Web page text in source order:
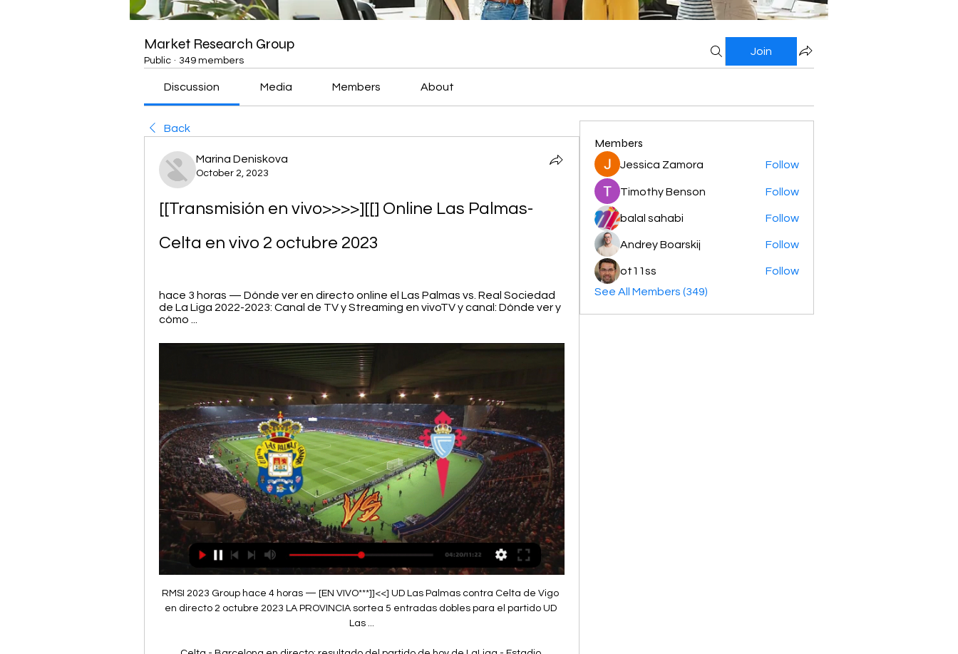
Market Research Group
Public · 349 members
Join
Discussion Media Members About
Back
Marina Deniskova
October 2, 2023
[[Transmisión en vivo>>>>][[] Online Las Palmas-
Celta en vivo 2 octubre 2023
hace 3 horas — Dónde ver en directo online el Las Palmas vs. Real Sociedad
de La Liga 2022-2023: Canal de TV y Streaming en vivoTV y canal: Dónde ver y
cómo ...
RMSI 2023 Group hace 4 horas — [EN VIVO***]]<<] UD Las Palmas contra Celta de Vigo en directo 2 octubre 2023 LA PROVINCIA sortea 5 entradas dobles para el partido UD Las ...

Celta - Barcelona en directo: resultado del partido de hoy de LaLiga - Estadio Deportivo23:11Pues esto ha sido todo desde Balaídos. Ganó el Celta, dejó sus deberes para el final de la temporada pero, al menos, cumplió el equipo celeste ante el Barcelona (2-1). Con dos goles de su nueva perla, Gabri Veiga, consigue permanecer en Primera División un año más. 

marcadores en directo, resultados y partidos, UD Las Palmas UD Las Palmas - RC Celta, 08.10. Villarreal CF - UD Las Palmas, 22.10. UD Estas cookies pueden estar en todo el sitio web, colocadas por nuestros socios ...

(en vivo<<<) Ver Las Palmas Celta en vivo online 2 octubre 2 hace 3 horas — Dónde ver en directo online el Las Palmas vs. Real Sociedad de La Liga 2022-2023: Canal de TV y Streaming en vivoTV y canal: Dónde ver y cómo ...

RC Celta - Web oficial hace 6 horas — Web oficial del RC Celta. Descubre las últimas novedades del RC Celta, servicios Mais Celta, compra de entradas y más información sobre el club.

Partido entre UD Las Palmas y RC Celta de Vigo Debes tener 18 años o más para acceder a esta web. Forma parte de nuestro Partido entre UD Las Palmas y RC Celta de Vigo. DIVISIÓN DE HONOR JUVENIL - Copa ...

Javier Alberola Rojas, del Comité de Castilla-La Mancha, será el árbitro del partido. Le asistirá Eduardo Prieto Iglesias, del Comité Navarro, desde la sala del VAR. Televisión: ¿Cómo ver en directo en TV el Las Palmas - Celta de LaLiga EA Sports? El Las Palmas - Celta de la jornada 8 de LaLiga EA Sports se podrá disfrutar en directo en televisión a través de GOL Play. Estos dos equipos se han enfrentado 69 veces en partido oficial y, por ahora, el balance favorece al Celta: 30 victorias para el conjunto gallego, 14 empates y 25 triunfos para Las Palmas. Internet: ¿Cómo seguir online el Las Palmas - Celta de LaLiga EA Sports? El encuentro entre la Unión Deportiva Las Palmas y el Real Club Celta de Vigo se podrá seguir en vivo online a través del directo de As. com actualizado al minuto. 

Tratará de sumar su segunda victoria del curso en Gran Canaria, escenario en el que todavía no sabe lo que es perder y donde obtuvo su único triunfo hasta la fecha. Los visitantes, comandados por Rafa Benítez, sólo han sumado un punto de los últimos nueve en disputa. En la última jornada, se le escapó un triunfo en casa contra el Alavés. Sigue en directo el Las Palmas - Celta: LaLiga EA SportsHorario: ¿a qué hora es el Las Palmas - Celta de LaLiga EA Sports? El Las Palmas - Celta de la jornada 8 de LaLiga EA Sports se juega el lunes, 2 de octubre de 2023 a partir de las 21:00 horas en el Estadio de Gran Canaria. 

[[En vivo!!]!] En vivo Las Palmas-Celta donde verlo 2 octubr hace 18 minutos — En vivo Las Palmas-Celta donde verlo 2 octubre 2023. Completa Guía con Horarios y TV de los Próximos Partidos Televisados de UD Las Palmas.

[hoy-] Las Palmas Celta en vivo ver partido 2 octubre 2023 h hace 3 horas — Ver en directo online Las Palmas vs. Celta. Jornada 22 31 ene 2016 — ver el partido en directo por C+ Liga / Abono fútbol. Aquí puedes seguir la ...

Menos de diez minutos para que arranque el partido... 20:50Habla Mateu Alemany, director deportivo culé, ante los micrófonos de DAZN: "El objetivo de la temporada que viene es mejorar en Europa. El relevo de Jordi Alba está claro que ya lo tenemos en casa. El recambio de Busquets es más complicado pero intentaremos reforzar esa posición". 

Las Palmas vs. Celta Vigo (2 de Oct., 2023) Resultados en Vivo - ESPN (PE)Estadísticas de EquipoPALVIGTotal de goles27Diferencia de goles-4-4Asistencias16Goles Concedidos611Información del partidoEstadio Gran Canaria3:00 PM, 2 de Octubre, 2023Las Palmas de Gran Canaria, España GoleadoresLas Palmas21J VieraMediocampista Partidos: 7 Goles: 120K RodríguezMediocampista Goles: 1Celta VigoJ LarsenAtacante Goles: 23Ó MinguezaDefensor Goles: 14U NúñezDefensor Goles: 1Líder de AsistenciasLas Palmas16S KabaAtacante Juegos: 5 Asistencias: 1Celta Vigo10I AspasAtacante Juegos: 7 Asistencias: 38F BeltránMediocampista Asistencias: 1L de la TorreMediocampista Asistencias: 1Historial recienteÚLTIMOS CINCO PARTIDOSFechaCOMPETENCIACelta Vigo2 - 1Las Palmas5 de Mar., 2018LALIGALas Palmas2 - 5Celta Vigo16 de Oct., 2017LALIGACelta Vigo3 - 1Las Palmas3 de Abr., 2017LALIGALas Palmas3 - 3Celta Vigo30 de Oct., 2016LALIGALas Palmas2 - 1Celta Vigo31 de Ene., 2016LALIGAPosiciones LALIGAEquipoJGEPDIFPTSReal Madrid8701+1021Barcelona8620+1120Girona8611+719Atlético Madrid7511+1116Real Sociedad8431+615Athletic Club8422+414Real Betis8332-212Rayo Vallecano8332-212Valencia8314-110Osasuna8314-110Getafe8233-39Cádiz8233-39Villarreal8224-38Sevilla FC7214+17Mallorca8143-37Alavés8215-67Celta Vigo7124-45Las Palmas7124-45Granada8125-85Almería8035-103Noticias - LALIGARicky Ortiz: "Atlético de Madrid tiene el plantel para competir por LaLiga"El analista de Futbol Center elogió al cuadro colchonero, luego de venir de atrás ante Cádiz para ponerse cuarto en la clasificación. 

¡Otra ovación de gala para el capitán! 71'Menuda imagen. Balaídos cantando el nombre de Gabri Veiga y el canterano tocándose el escudo y llorando al llegar al banquillo. Quizás haya sido su último partido con la camiseta celeste, pero por si acaso, ha querido dejar claro lo que siente por estos colores. 70'¡Doble cambio en el Celta! Luca de la Torre por Renato Tapia y se marcha Gabri Veiga y entra Cervi67'¡Y ahora todo Balaídos le canta a Gabri Veiga! 66'Ha sido un centro chut que se ha envenenado y ha entrado por toda la escuadra. 

20:40¿Cómo responderá Eric García en el eje de la zaga del Barça? Nueva oportunidad para él... 20:34¡Ya están calentando ambos equipos sobre el césped de Balaídos! Menos de media hora para que arranque este partido, comienza a llenarse el estadio celeste... 20:05Finalmente Aspas tendrá que ver el comienzo del partido desde el banquillo. 19:57¡También Xavi ofrece el once del Barça! El de Terrasa apuesta por: Ter Stegen; Koundé, Christensen, Eric, Marcos Alonso; Kessié, Sergi Roberto, De Jong; Raphinha, Lewandowski y Ferran 19:51¡YA TENEMOS EL ONCE DEL CELTA! Iván Villar; Mingueza, Unai Núñez, Domínguez, Javi Galán; Fran Beltrán, Óscar Rodríguez, Gabri Veiga; Carles Pérez, Luca de la Torre; y Seferovic 19:39¿Jugará Aspas de titular? El capitán quiere salir de inicio, pero sus problemas de espalda podrían impedírselo. 

Las Palmas vs Celta en vivo o | Upstream Collective Group hace 2 horas — El partido se puede ver vía streaming por internet a través de la plataforma de Blue To GO, que cuenta con los derechos en exclusiva de todos ...

4'Muy buena la actitud con la que ha salido el Celta en estos primeros compases del partido. Con presión asfixiante sobre la defensa azulgrana e intentando aprovechar los espacios en la espalda de la zaga culé cuando tienen el balón los vigueses. 2'¡Primer intento de Gabri Veiga! Lo intentó desde fuera del área y Ter Stegen atrapó en dos tiempos. 

Últimas noticias del Celta - Vigo Las Palmas - Celta | Un duelo donde la necesidad apremia: previa, análisis Barcelona - Celta: horario y dónde ver hoy en TV y online el partido de. LaLiga ...

2'Hay que recordar que todos los equipos dependen de sí mismo en la lucha por la permanencia. Y el Valencia ya va perdiendo en el Benito Villamarín ante el Betis. 0'¡COMIENZAAAA EL PARTIDOOOO! Balón para el Celta... 20:58Minuto de silencio que se guarda en memoria de Francisco Rivera, ex jugador del Celta. 20:55¡SALTAN LOS EQUIPOS AL CAMPO! RUGE BALAÍDOS, SUENA EL HIMNO CELESTE... 20:51Ya están los equipos recibiendo sus últimas instrucciones técnicas antes de saltar al césped de Balaídos. 

Apuestas Las Palmas vs Celta Vigo | Cuotas y Pronósticos En vivo. Las Palmas vs Celta Vigo Bet365. ¿Dónde ver Las Palmas vs Celta Vigo Somos un pequeño equipo de personas amantes de la emoción del juego online.

Muchas gracias por vuestra atención. ¡Hasta la próxima!. Aquí os dejo la crónica. 23:02Lloran muchos futbolistas del Celta, Balaídos le canta a Primera... 96'¡FINAAAAL DEL PARTIDOOOOO! ¡SE ACABÓOOOOOO! ¡EL CELTA SE QUEDA EN PRIMERA! 95'¡Amarilla para Renato Tapia! 94'El Celta ahora está volcado en campo azulgrana. Puede ser la mejor manera de cerrar el partido. Menos de dos minutos. 

45'Se añaden dos minutos, qué alegría ha dado el décimo gol de Gabri Veiga. Menuda primera temporada del canterano celeste... 44'Muy buen control orientado dentro del área y finalización perfecta con un disparo cruzado. Se merece ser el autor del gol de la salvación después del año que lleva. 42'¡GOOOOOOOL DE GABRI VEIGAAAAAAA! ¡¡¡ESTE SÍIII!!! NO PODÍA SER OTRO... 

(((VER TV!!))) En vivo Las Palmas-Celta donde verlo 02.10. hace 1 hora — (VER TV!!))) En vivo Las Palmas-Celta donde verlo 02.10.2023 Partidos del Las Palmas. Próxima semana. LaLiga - Primera división Fútbol ...

Unión Deportiva Las Palmas Declaraciones 2023-2024 · Rueda de prensa de García Pimienta previa a UD Las Palmas - RC Celta | UD Las Palmas · Rueda de prensa Real Madrid vs UD Las Palmas l UD ...

Celta de Vigo: marcadores en directo, resultados y partidos UD Las Palmas - RC Celta, 08.10. RC Celta - Getafe CF, 21.10. RC Celta Estas cookies pueden estar en todo el sitio web, colocadas por nuestros socios ...

Las Palmas - Celta de Vigo en directo, LaLiga EA Sports 2023Discoteca Murcia AVE Asturias Desaparecido Ruta del Alba Terremoto León Jura bandera Oviedo Asturianos en Langreo Asturias Canal Parlamento Oviedo Gijón Avilés Cuencas Siero Llanera Villaviciosa Centro Oriente Occidente Asturias Rural Opinión Real Oviedo Premios Princesa Sporting Más concejos Humor Pedro de Silva Javier Cuervo Francisco García Maxi Rodríguez Xuan Xosé Sánchez Vicente Cartas de los lectores Caso Abierto Tribunales Investigación Violencia machista Desaparecidos Delitos informáticos Economía Activos Empleo Empresas en Asturias Asociaciones Finanzas personales Vi
Members
Jessica Zamora Follow
Timothy Benson Follow
balal sahabi Follow
Andrey Boarskij Follow
ot11ss
Follow
See All Members (349)